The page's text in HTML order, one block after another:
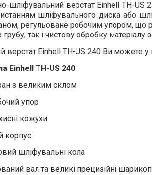
шліфувальний верстат Einhell TH-
шліфувального диска або
регульоване робочим упором, що
так і чистову обробку матеріалу
верстат Einhell TH-US 240 Ви можете
Einhell TH-US 240:
з великим склом
упор
кожухи
корпус
шліфувальні кола
вал та великі прецизійні